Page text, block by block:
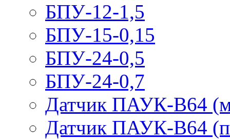
БПУ-12-1,5
БПУ-15-0,15
БПУ-24-0,5
БПУ-24-0,7
Датчик ПАУК-В64
Датчик ПАУК-В64